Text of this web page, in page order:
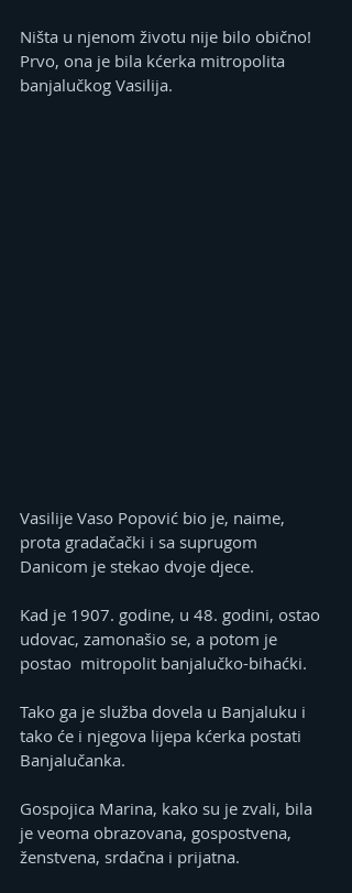
Ništa u njenom životu nije bilo obično!
Prvo, ona je bila kćerka mitropolita
banjalučkog Vasilija.
Vasilije Vaso Popović bio je, naime,
prota gradačački i sa suprugom
Danicom je stekao dvoje djece.
Kad je 1907. godine, u 48. godini, ostao
udovac, zamonašio se, a potom je
postao  mitropolit banjalučko-bihaćki.
Tako ga je služba dovela u Banjaluku i
tako će i njegova lijepa kćerka postati
Banjalučanka.
Gospojica Marina, kako su je zvali, bila
je veoma obrazovana, gospostvena,
ženstvena, srdačna i prijatna.